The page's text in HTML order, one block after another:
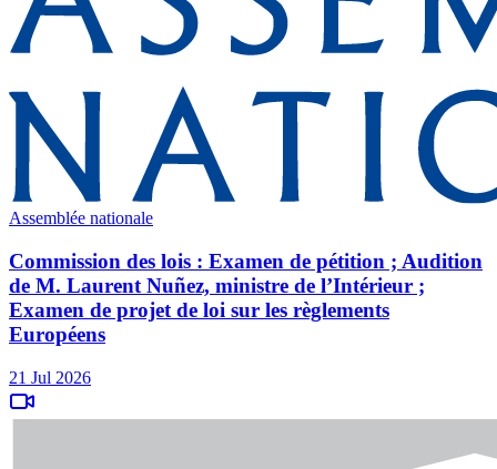
Assemblée nationale
Commission des lois : Examen de pétition ; Audition
de M. Laurent Nuñez, ministre de l’Intérieur ;
Examen de projet de loi sur les règlements
Européens
21 Jul 2026